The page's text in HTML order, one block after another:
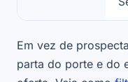
salões
de
Em vez de
parta do porte e do